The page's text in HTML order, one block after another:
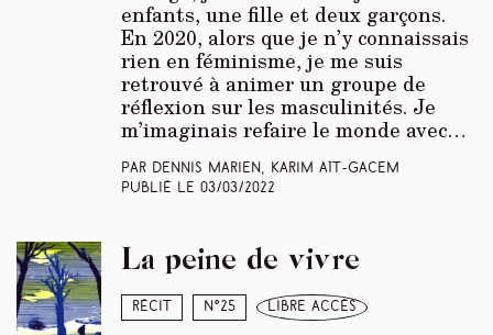
enfants, une fille et deux garçons.
En 2020, alors que je n’y connaissais
rien en féminisme, je me suis
retrouvé à animer un groupe de
réflexion sur les masculinités. Je
m’imaginais refaire le monde avec…
Par Dennis Marien, Karim Aït-Gacem
Publié le 03/03/2022
Récit N°25 libre accès
La peine de vivre